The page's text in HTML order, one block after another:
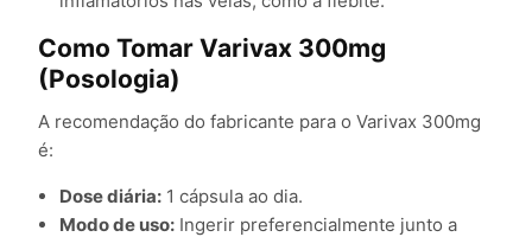
Como Tomar Varivax 300mg
(Posologia)
A recomendação do fabricante para o Varivax 300mg
é:
Dose diária: 1 cápsula ao dia.
Modo de uso: Ingerir preferencialmente junto a